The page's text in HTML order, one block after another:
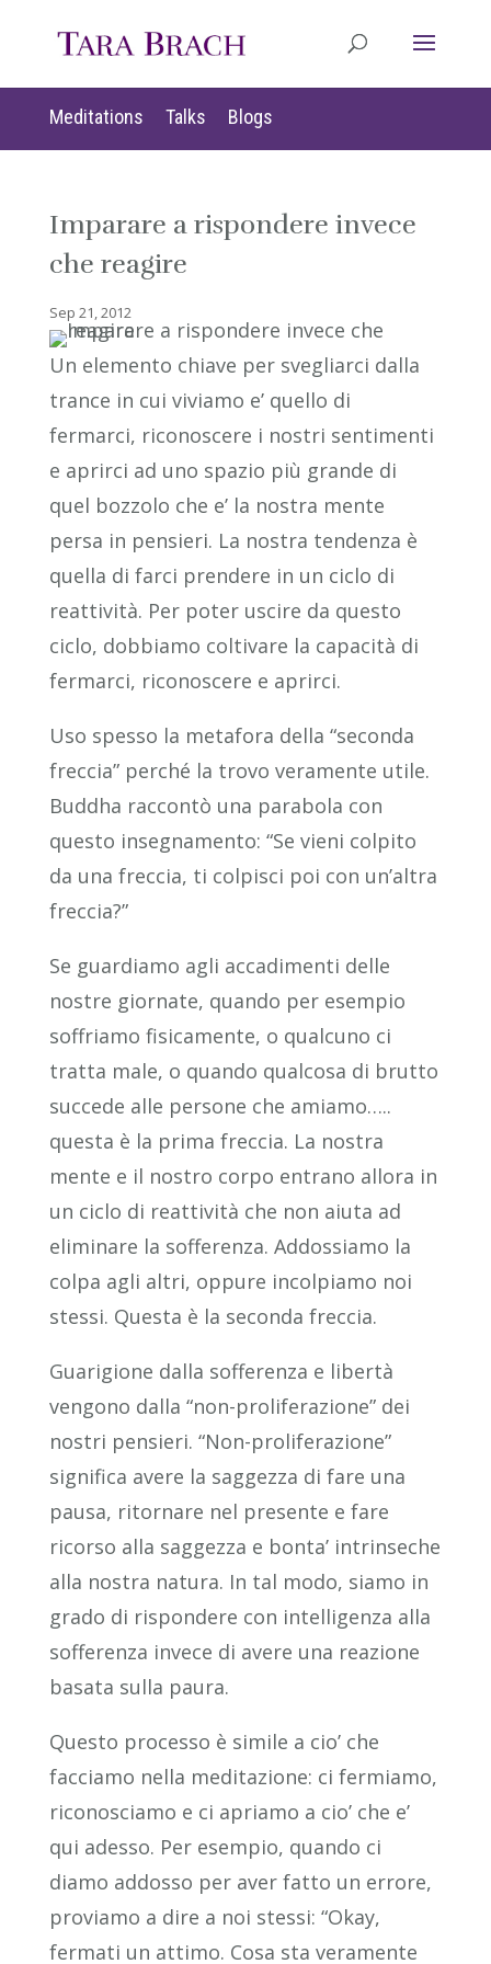
Meditations Talks Blogs
Imparare a rispondere invece
che reagire
Sep 21, 2012
Un elemento chiave per svegliarci dalla
trance in cui viviamo e’ quello di
fermarci, riconoscere i nostri sentimenti
e aprirci ad uno spazio più grande di
quel bozzolo che e’ la nostra mente
persa in pensieri. La nostra tendenza è
quella di farci prendere in un ciclo di
reattività. Per poter uscire da questo
ciclo, dobbiamo coltivare la capacità di
fermarci, riconoscere e aprirci.
Uso spesso la metafora della “seconda
freccia” perché la trovo veramente utile.
Buddha raccontò una parabola con
questo insegnamento: “Se vieni colpito
da una freccia, ti colpisci poi con un’altra
freccia?”
Se guardiamo agli accadimenti delle
nostre giornate, quando per esempio
soffriamo fisicamente, o qualcuno ci
tratta male, o quando qualcosa di brutto
succede alle persone che amiamo…..
questa è la prima freccia. La nostra
mente e il nostro corpo entrano allora in
un ciclo di reattività che non aiuta ad
eliminare la sofferenza. Addossiamo la
colpa agli altri, oppure incolpiamo noi
stessi. Questa è la seconda freccia.
Guarigione dalla sofferenza e libertà
vengono dalla “non-proliferazione” dei
nostri pensieri. “Non-proliferazione”
significa avere la saggezza di fare una
pausa, ritornare nel presente e fare
ricorso alla saggezza e bonta’ intrinseche
alla nostra natura. In tal modo, siamo in
grado di rispondere con intelligenza alla
sofferenza invece di avere una reazione
basata sulla paura.
Questo processo è simile a cio’ che
facciamo nella meditazione: ci fermiamo,
riconosciamo e ci apriamo a cio’ che e’
qui adesso. Per esempio, quando ci
diamo addosso per aver fatto un errore,
proviamo a dire a noi stessi: “Okay,
fermati un attimo. Cosa sta veramente